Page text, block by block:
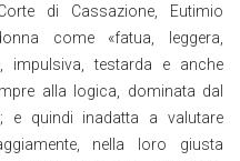
di Cassazione, Eutimio
come «fatua, leggera,
impulsiva, testarda e anche
alla logica, dominata dal
e quindi inadatta a valutare
nella loro giusta